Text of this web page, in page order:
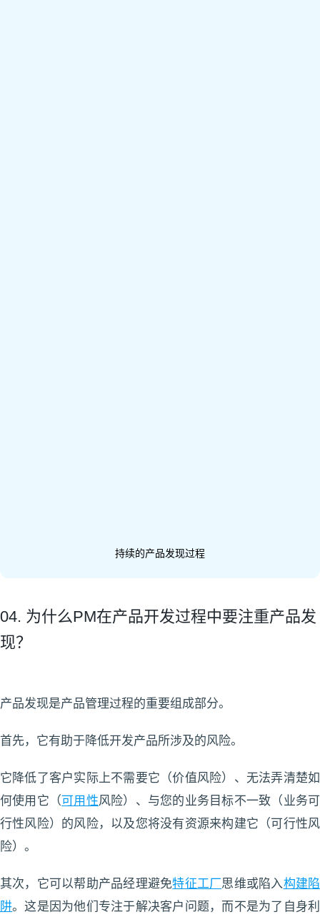
持续的产品发现过程
04. 为什么PM在产品开发过程中要注重产品发
现？
产品发现是产品管理过程的重要组成部分。
首先，它有助于降低开发产品所涉及的风险。
它降低了客户实际上不需要它（价值风险）、无法弄清楚如
何使用它（可用性风险）、与您的业务目标不一致（业务可
行性风险）的风险，以及您将没有资源来构建它（可行性风
险）。
其次，它可以帮助产品经理避免特征工厂思维或陷入构建陷
阱。这是因为他们专注于解决客户问题，而不是为了自身利